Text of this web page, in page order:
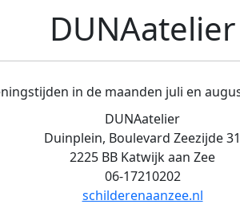
DUNAatelier
in de maanden juli en
DUNAatelier
Duinplein, Boulevard Zeezijde 31
2225 BB Katwijk aan Zee
06-17210202
schilderenaanzee.nl